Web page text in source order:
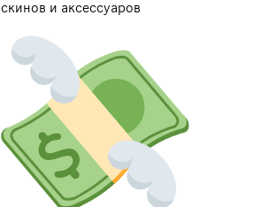
скинов и аксессуаров